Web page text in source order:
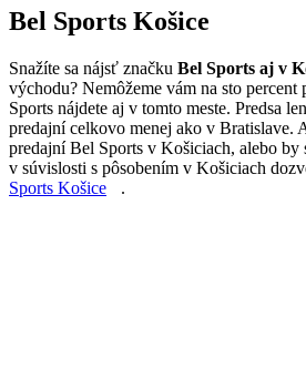
Bel Sports Košice
Snažíte sa nájsť značku Bel Sports aj v
východu? Nemôžeme vám na sto
Sports nájdete aj v tomto meste. Predsa
predajní celkovo menej ako v Bratislave.
predajní Bel Sports v Košiciach, alebo by
v súvislosti s pôsobením v Košiciach
Sports Košice
.